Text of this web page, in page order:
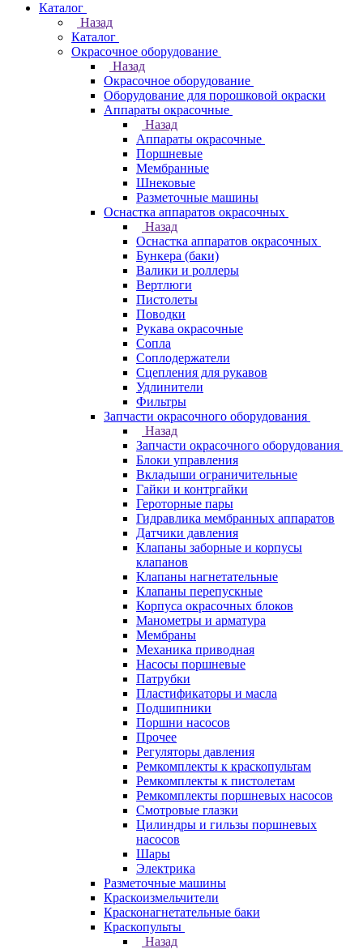
Каталог
Назад
Каталог
Окрасочное оборудование
Назад
Окрасочное оборудование
Оборудование для порошковой окраски
Аппараты окрасочные
Назад
Аппараты окрасочные
Поршневые
Мембранные
Шнековые
Разметочные машины
Оснастка аппаратов окрасочных
Назад
Оснастка аппаратов окрасочных
Бункера (баки)
Валики и роллеры
Вертлюги
Пистолеты
Поводки
Рукава окрасочные
Сопла
Соплодержатели
Сцепления для рукавов
Удлинители
Фильтры
Запчасти окрасочного оборудования
Назад
Запчасти окрасочного оборудования
Блоки управления
Вкладыши ограничительные
Гайки и контргайки
Героторные пары
Гидравлика мембранных аппаратов
Датчики давления
Клапаны заборные и корпусы
клапанов
Клапаны нагнетательные
Клапаны перепускные
Корпуса окрасочных блоков
Манометры и арматура
Мембраны
Механика приводная
Насосы поршневые
Патрубки
Пластификаторы и масла
Подшипники
Поршни насосов
Прочее
Регуляторы давления
Ремкомплекты к краскопультам
Ремкомплекты к пистолетам
Ремкомплекты поршневых насосов
Смотровые глазки
Цилиндры и гильзы поршневых
насосов
Шары
Электрика
Разметочные машины
Краскоизмельчители
Красконагнетательные баки
Краскопульты
Назад